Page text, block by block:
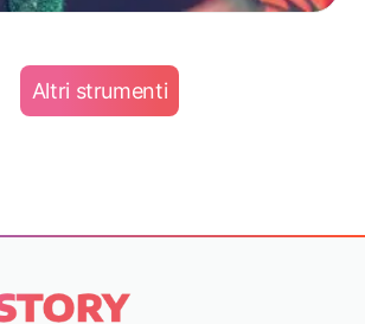
Altri strumenti